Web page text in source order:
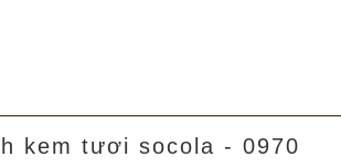
kem tươi socola - 0970